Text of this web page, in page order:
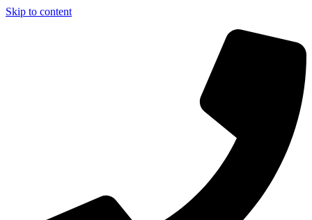
Skip to content